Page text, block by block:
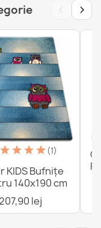
copii
‹ ›
(1)
KIDS Bufnițe
140x190 cm
lej